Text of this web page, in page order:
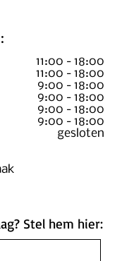
11:00 - 18:00
11:00 - 18:00
9:00 - 18:00
9:00 - 18:00
9:00 - 18:00
9:00 - 18:00
gesloten
Stel hem hier: